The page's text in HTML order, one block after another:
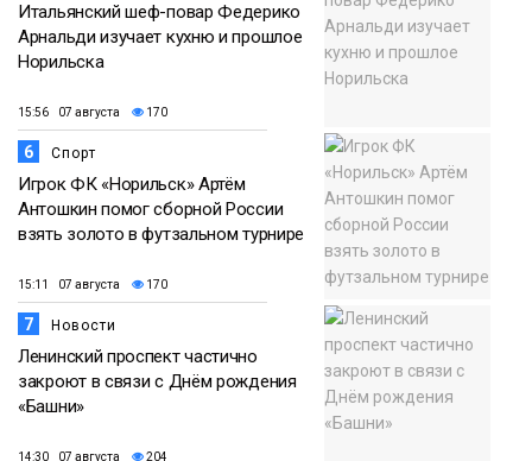
Итальянский шеф-повар Федерико
Арнальди изучает кухню и прошлое
Норильска
15:56 07 августа 170
6 Спорт
Игрок ФК «Норильск» Артём
Антошкин помог сборной России
взять золото в футзальном турнире
15:11 07 августа 170
7 Новости
Ленинский проспект частично
закроют в связи с Днём рождения
«Башни»
14:30 07 августа 204